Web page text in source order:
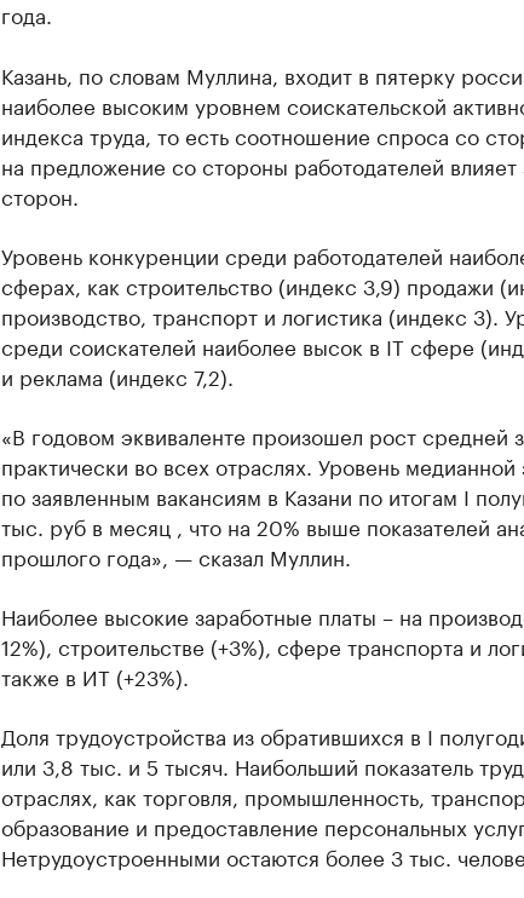
года.
Казань, по словам Муллина, входит в пятерку
наиболее высоким уровнем соискательской
индекса труда, то есть соотношение спроса со
на предложение со стороны работодателей влияет
сторон.
Уровень конкуренции среди работодателей
сферах, как строительство (индекс 3,9) продажи
производство, транспорт и логистика (индекс 3).
среди соискателей наиболее высок в IT сфере
и реклама (индекс 7,2).
«В годовом эквиваленте произошел рост средней
практически во всех отраслях. Уровень медианной
по заявленным вакансиям в Казани по итогам I
тыс. руб в месяц , что на 20% выше показателей
прошлого года», — сказал Муллин.
Наиболее высокие заработные платы – на
12%), строительстве (+3%), сфере транспорта и
также в ИТ (+23%).
Доля трудоустройства из обратившихся в I
или 3,8 тыс. и 5 тысяч. Наибольший показатель
отраслях, как торговля, промышленность,
образование и предоставление персональных
Нетрудоустроенными остаются более 3 тыс.